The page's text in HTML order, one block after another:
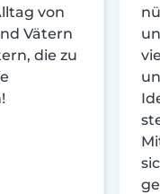
von
Vätern
die zu